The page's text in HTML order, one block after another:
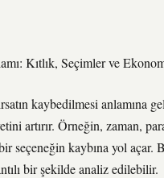
Kıtlık, Seçimler ve
kaybedilmesi anlamına
artırır. Örneğin, zaman,
seçeneğin kaybına yol açar.
bir şekilde analiz edilebilir.